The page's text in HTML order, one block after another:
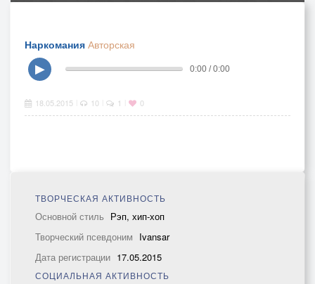
Наркомания Авторская
▶
0:00 / 0:00
18.05.2015 10 1 0
ТВОРЧЕСКАЯ АКТИВНОСТЬ
Основной стиль Рэп, хип-хоп
Творческий псевдоним Ivansar
Дата регистрации 17.05.2015
СОЦИАЛЬНАЯ АКТИВНОСТЬ